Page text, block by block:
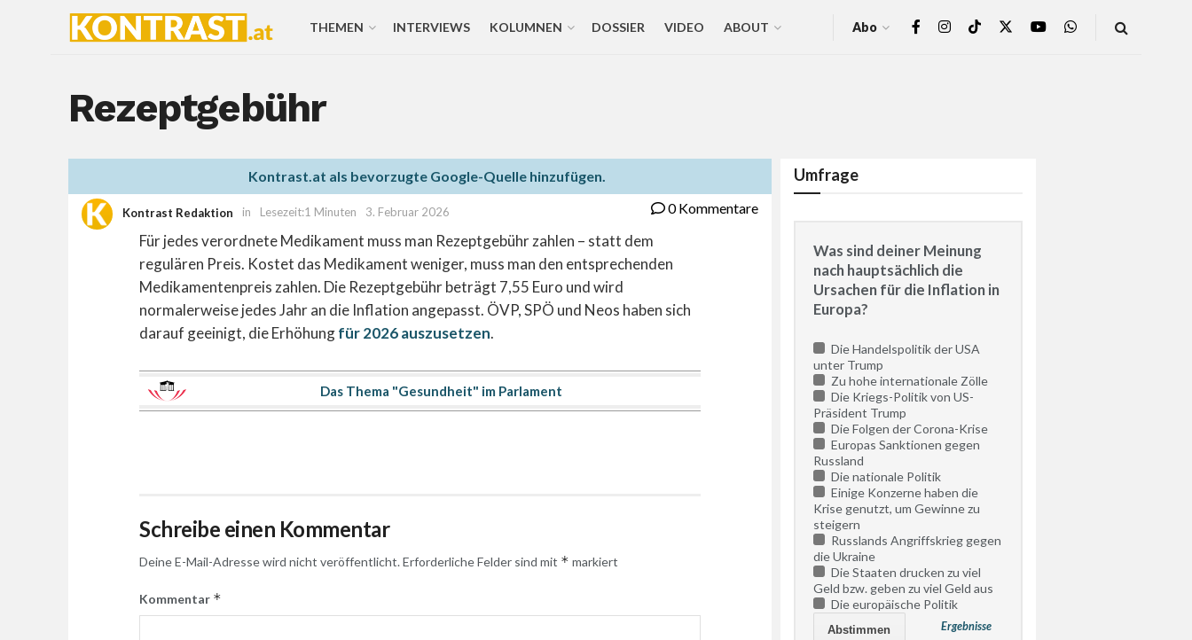
THEMEN INTERVIEWS KOLUMNEN DOSSIER VIDEO ABOUT Abo
Rezeptgebühr
Kontrast.at als bevorzugte Google-Quelle hinzufügen.
Kontrast Redaktion in Lesezeit:1 Minuten 3. Februar 2026 0 Kommentare
Für jedes verordnete Medikament muss man Rezeptgebühr zahlen – statt dem
regulären Preis. Kostet das Medikament weniger, muss man den entsprechenden
Medikamentenpreis zahlen. Die Rezeptgebühr beträgt 7,55 Euro und wird
normalerweise jedes Jahr an die Inflation angepasst. ÖVP, SPÖ und Neos haben sich
darauf geeinigt, die Erhöhungfür 2026 auszusetzen.
Das Thema "Gesundheit" im Parlament
Schreibe einen Kommentar
Deine E-Mail-Adresse wird nicht veröffentlicht.Erforderliche Felder sind mit * markiert
Kommentar *
Umfrage
Was sind deiner Meinung
nach hauptsächlich die
Ursachen für die Inflation in
Europa?
Die Handelspolitik der USA
unter Trump
Zu hohe internationale Zölle
Die Kriegs-Politik von US-
Präsident Trump
Die Folgen der Corona-Krise
Europas Sanktionen gegen
Russland
Die nationale Politik
Einige Konzerne haben die
Krise genutzt, um Gewinne zu
steigern
Russlands Angriffskrieg gegen
die Ukraine
Die Staaten drucken zu viel
Geld bzw. geben zu viel Geld aus
Die europäische Politik
Ergebnisse